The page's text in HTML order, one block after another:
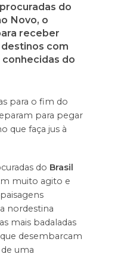
do
Novo, o
receber
com
do
para o fim do
para pegar
que faça jus à
do Brasil
muito agito e
nordestina
mais badaladas
desembarcam
uma